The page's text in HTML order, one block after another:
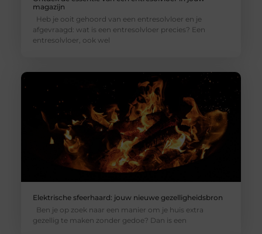
magazijn
Heb je ooit gehoord van een entresolvloer en je
afgevraagd: wat is een entresolvloer precies? Een
entresolvloer, ook wel
Elektrische sfeerhaard: jouw nieuwe gezelligheidsbron
Ben je op zoek naar een manier om je huis extra
gezellig te maken zonder gedoe? Dan is een